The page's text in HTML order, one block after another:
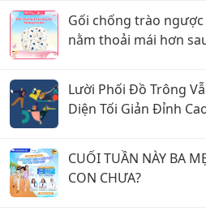
Gối chống trào
nằm thoải mái hơn
Lười Phối Đồ Trông
Diện Tối Giản Đỉnh
CUỐI TUẦN NÀY BA
CON CHƯA?